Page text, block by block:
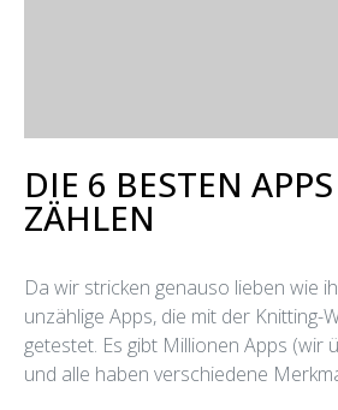
DIE 6 BESTEN
ZÄHLEN
Da wir stricken genauso lieben wie
unzählige Apps, die mit der Knitting-
getestet. Es gibt Millionen Apps (wir
und alle haben verschiedene